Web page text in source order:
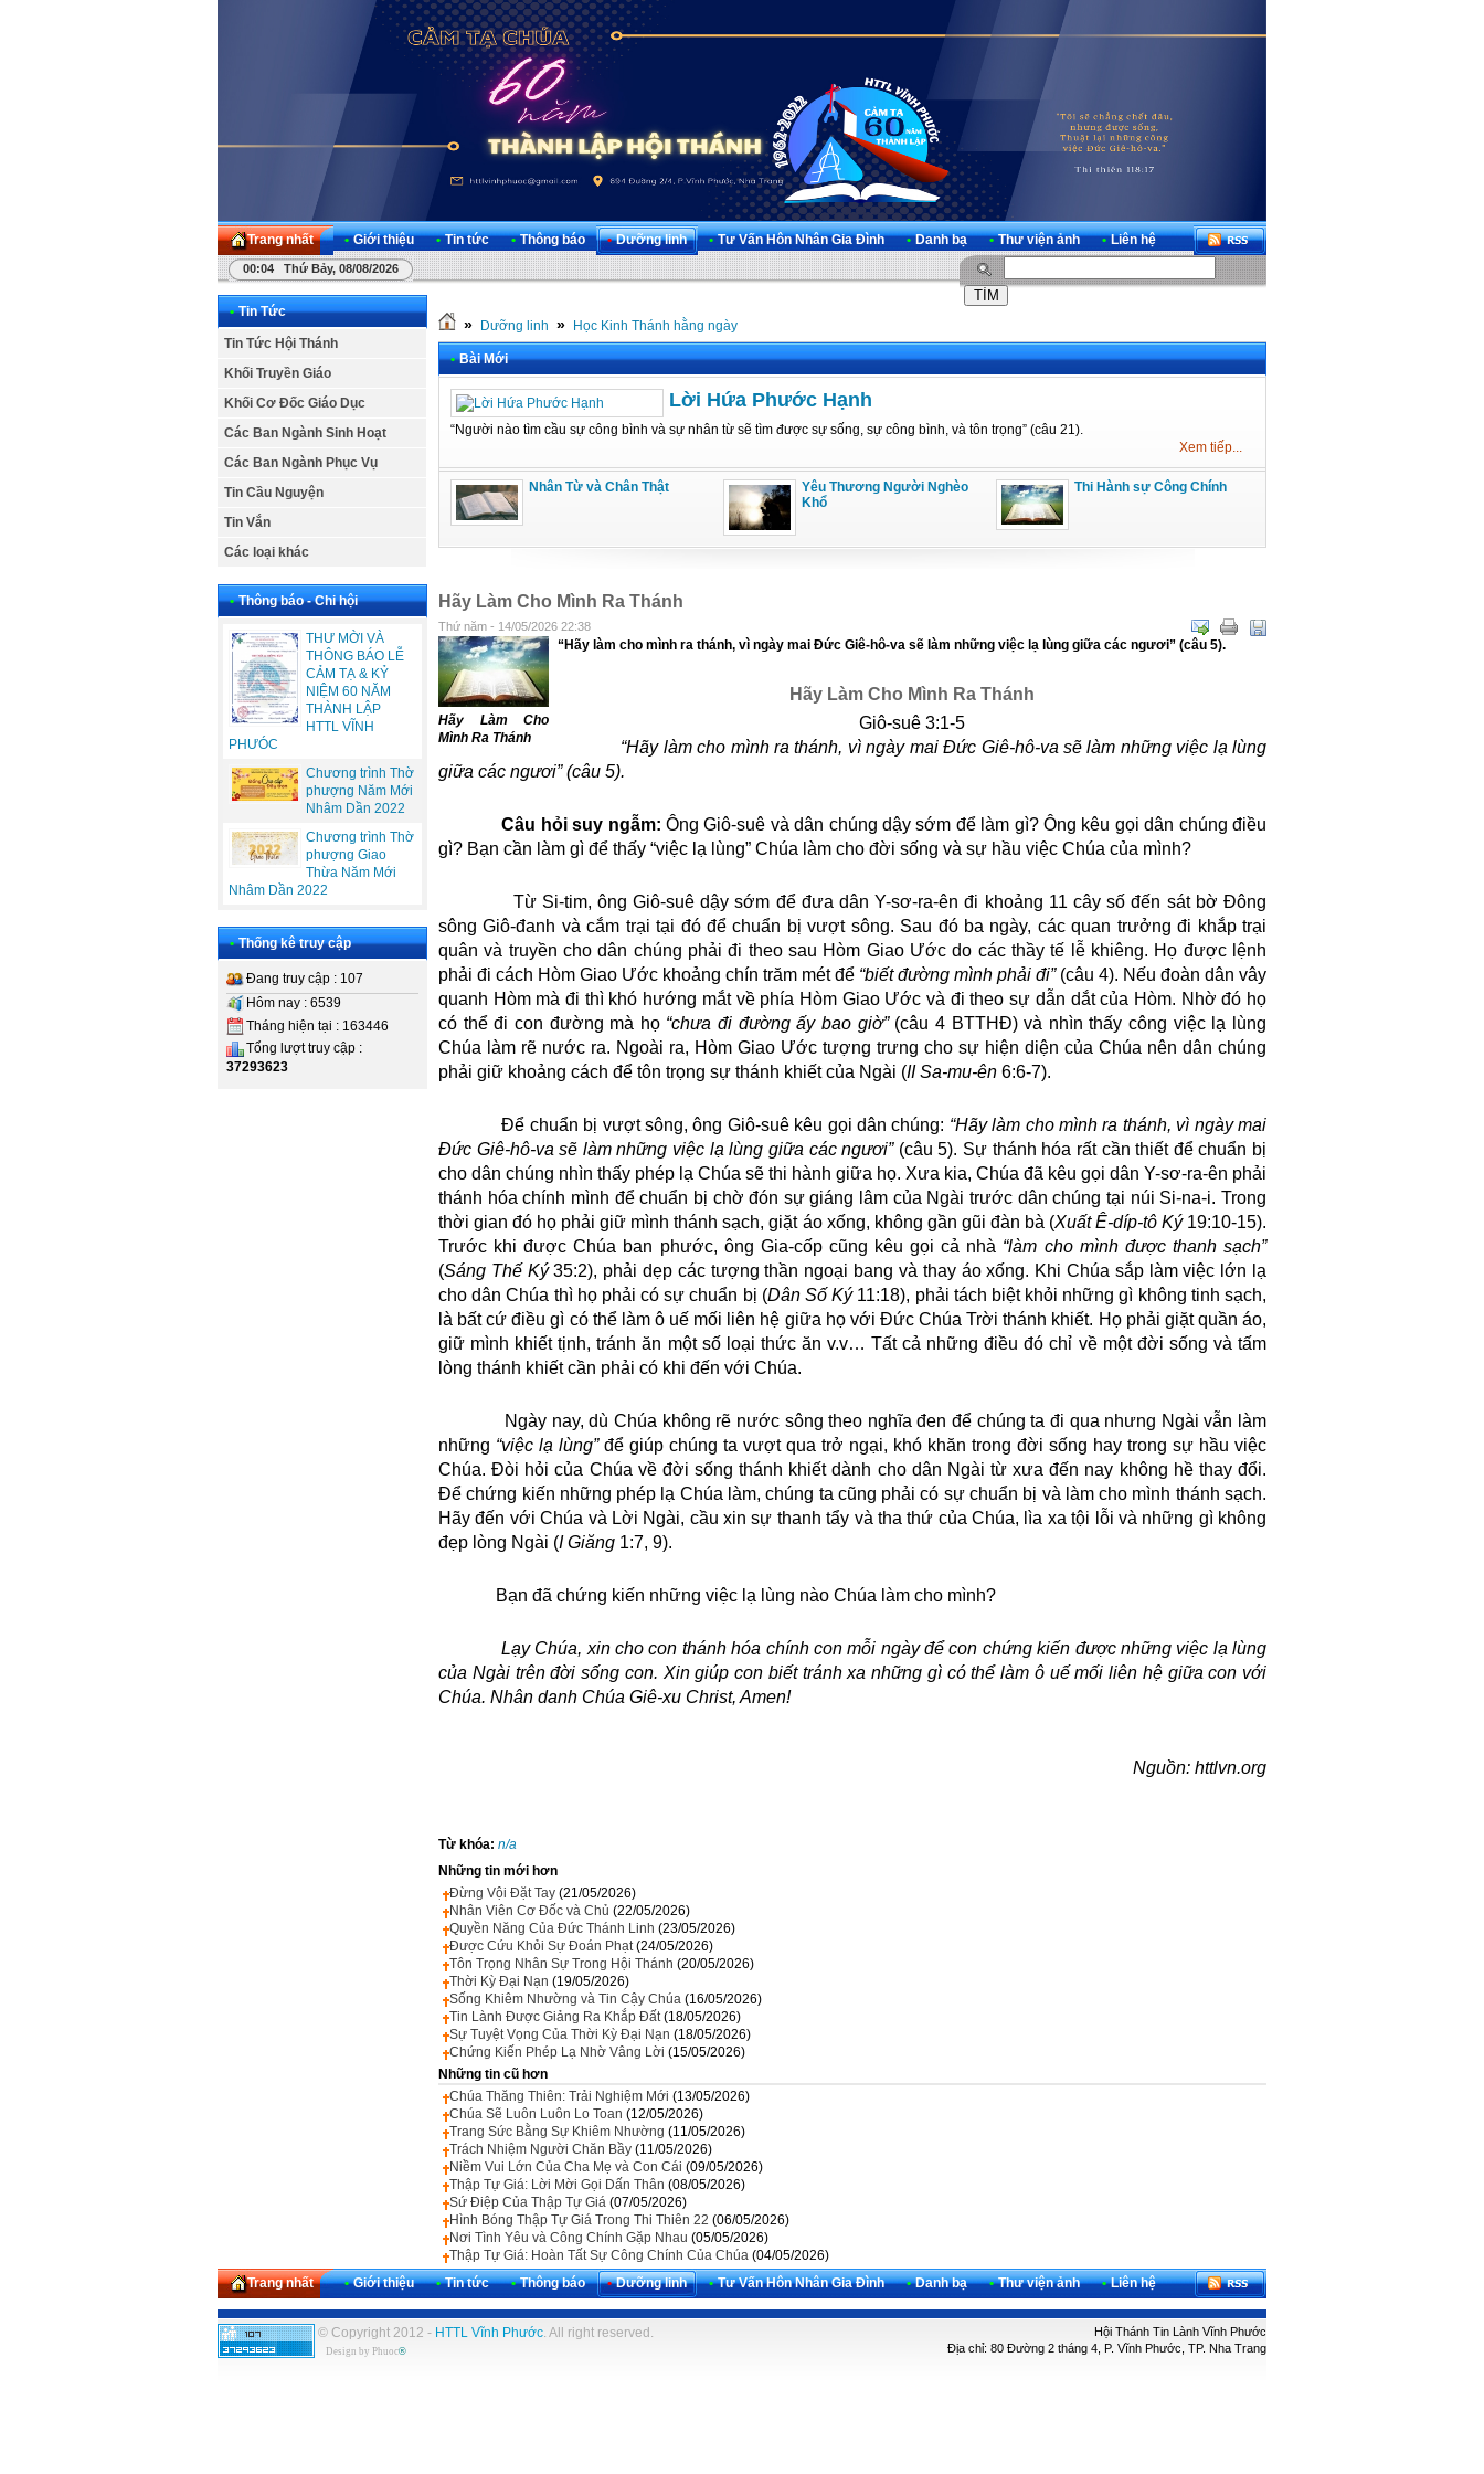
Trang nhất • Giới thiệu • Tin tức • Thông báo • Dưỡng linh • Tư Vấn Hôn Nhân Gia Đình • Danh bạ • Thư viện ảnh • Liên hệ
00:04 Thứ Bảy, 08/08/2026
• Tin Tức
Tin Tức Hội Thánh
Khối Truyền Giáo
Khối Cơ Đốc Giáo Dục
Các Ban Ngành Sinh Hoạt
Các Ban Ngành Phục Vụ
Tin Cầu Nguyện
Tin Vắn
Các loại khác
• Thông báo - Chi hội
THƯ MỜI VÀ
THÔNG BÁO LỄ
CẢM TẠ & KỶ
NIỆM 60 NĂM
THÀNH LẬP
HTTL VĨNH
PHƯÓC
Chương trình Thờ
phượng Năm Mới
Nhâm Dần 2022
Chương trình Thờ
phượng Giao
Thừa Năm Mới
Nhâm Dần 2022
• Thống kê truy cập
Đang truy cập : 107
Hôm nay : 6539
Tháng hiện tại : 163446
Tổng lượt truy cập :
37293623
» Dưỡng linh » Học Kinh Thánh hằng ngày
• Bài Mới
Lời Hứa Phước Hạnh
“Người nào tìm cầu sự công bình và sự nhân từ sẽ tìm được sự sống, sự công bình, và tôn trọng” (câu 21).
Xem tiếp...
Nhân Từ và Chân Thật
Yêu Thương Người Nghèo
Khổ
Thi Hành sự Công Chính
Hãy Làm Cho Mình Ra Thánh
Thứ năm - 14/05/2026 22:38
Hãy Làm Cho
Mình Ra Thánh
“Hãy làm cho mình ra thánh, vì ngày mai Đức Giê-hô-va sẽ làm những việc lạ lùng giữa các ngươi” (câu 5).
Hãy Làm Cho Mình Ra Thánh
Giô-suê 3:1-5
“Hãy làm cho mình ra thánh, vì ngày mai Đức Giê-hô-va sẽ làm những việc lạ lùng
giữa các ngươi” (câu 5).
Câu hỏi suy ngẫm: Ông Giô-suê và dân chúng dậy sớm để làm gì? Ông kêu gọi dân chúng điều
gì? Bạn cần làm gì để thấy “việc lạ lùng” Chúa làm cho đời sống và sự hầu việc Chúa của mình?
Từ Si-tim, ông Giô-suê dậy sớm để đưa dân Y-sơ-ra-ên đi khoảng 11 cây số đến sát bờ Đông
sông Giô-đanh và cắm trại tại đó để chuẩn bị vượt sông. Sau đó ba ngày, các quan trưởng đi khắp trại
quân và truyền cho dân chúng phải đi theo sau Hòm Giao Ước do các thầy tế lễ khiêng. Họ được lệnh
phải đi cách Hòm Giao Ước khoảng chín trăm mét để “biết đường mình phải đi”(câu 4). Nếu đoàn dân vây
quanh Hòm mà đi thì khó hướng mắt về phía Hòm Giao Ước và đi theo sự dẫn dắt của Hòm. Nhờ đó họ
có thể đi con đường mà họ “chưa đi đường ấy bao giờ”(câu 4 BTTHĐ) và nhìn thấy công việc lạ lùng
Chúa làm rẽ nước ra. Ngoài ra, Hòm Giao Ước tượng trưng cho sự hiện diện của Chúa nên dân chúng
phải giữ khoảng cách để tôn trọng sự thánh khiết của Ngài (II Sa-mu-ên 6:6-7).
Để chuẩn bị vượt sông, ông Giô-suê kêu gọi dân chúng: “Hãy làm cho mình ra thánh, vì ngày mai
Đức Giê-hô-va sẽ làm những việc lạ lùng giữa các ngươi”(câu 5). Sự thánh hóa rất cần thiết để chuẩn bị
cho dân chúng nhìn thấy phép lạ Chúa sẽ thi hành giữa họ. Xưa kia, Chúa đã kêu gọi dân Y-sơ-ra-ên phải
thánh hóa chính mình để chuẩn bị chờ đón sự giáng lâm của Ngài trước dân chúng tại núi Si-na-i. Trong
thời gian đó họ phải giữ mình thánh sạch, giặt áo xống, không gần gũi đàn bà (Xuất Ê-díp-tô Ký19:10-15).
Trước khi được Chúa ban phước, ông Gia-cốp cũng kêu gọi cả nhà “làm cho mình được thanh sạch”
(Sáng Thế Ký35:2), phải dẹp các tượng thần ngoại bang và thay áo xống. Khi Chúa sắp làm việc lớn lạ
cho dân Chúa thì họ phải có sự chuẩn bị (Dân Số Ký 11:18), phải tách biệt khỏi những gì không tinh sạch,
là bất cứ điều gì có thể làm ô uế mối liên hệ giữa họ với Đức Chúa Trời thánh khiết. Họ phải giặt quần áo,
giữ mình khiết tịnh, tránh ăn một số loại thức ăn v.v… Tất cả những điều đó chỉ về một đời sống và tấm
lòng thánh khiết cần phải có khi đến với Chúa.
Ngày nay, dù Chúa không rẽ nước sông theo nghĩa đen để chúng ta đi qua nhưng Ngài vẫn làm
những “việc lạ lùng”để giúp chúng ta vượt qua trở ngại, khó khăn trong đời sống hay trong sự hầu việc
Chúa. Đòi hỏi của Chúa về đời sống thánh khiết dành cho dân Ngài từ xưa đến nay không hề thay đổi.
Để chứng kiến những phép lạ Chúa làm, chúng ta cũng phải có sự chuẩn bị và làm cho mình thánh sạch.
Hãy đến với Chúa và Lời Ngài, cầu xin sự thanh tẩy và tha thứ của Chúa, lìa xa tội lỗi và những gì không
đẹp lòng Ngài (I Giăng 1:7, 9).
Bạn đã chứng kiến những việc lạ lùng nào Chúa làm cho mình?
Lạy Chúa, xin cho con thánh hóa chính con mỗi ngày để con chứng kiến được những việc lạ lùng
của Ngài trên đời sống con. Xin giúp con biết tránh xa những gì có thể làm ô uế mối liên hệ giữa con với
Chúa. Nhân danh Chúa Giê-xu Christ, Amen!
Nguồn: httlvn.org
Từ khóa: n/a
Những tin mới hơn
Đừng Vội Đặt Tay (21/05/2026)
Nhân Viên Cơ Đốc và Chủ (22/05/2026)
Quyền Năng Của Đức Thánh Linh (23/05/2026)
Được Cứu Khỏi Sự Đoán Phạt (24/05/2026)
Tôn Trọng Nhân Sự Trong Hội Thánh (20/05/2026)
Thời Kỳ Đại Nạn (19/05/2026)
Sống Khiêm Nhường và Tin Cậy Chúa (16/05/2026)
Tin Lành Được Giảng Ra Khắp Đất (18/05/2026)
Sự Tuyệt Vọng Của Thời Kỳ Đại Nạn (18/05/2026)
Chứng Kiến Phép Lạ Nhờ Vâng Lời (15/05/2026)
Những tin cũ hơn
Chúa Thăng Thiên: Trải Nghiệm Mới (13/05/2026)
Chúa Sẽ Luôn Luôn Lo Toan (12/05/2026)
Trang Sức Bằng Sự Khiêm Nhường (11/05/2026)
Trách Nhiệm Người Chăn Bầy (11/05/2026)
Niềm Vui Lớn Của Cha Mẹ và Con Cái (09/05/2026)
Thập Tự Giá: Lời Mời Gọi Dấn Thân (08/05/2026)
Sứ Điệp Của Thập Tự Giá (07/05/2026)
Hình Bóng Thập Tự Giá Trong Thi Thiên 22 (06/05/2026)
Nơi Tình Yêu và Công Chính Gặp Nhau (05/05/2026)
Thập Tự Giá: Hoàn Tất Sự Công Chính Của Chúa (04/05/2026)
Trang nhất
• Giới thiệu • Tin tức • Thông báo • Dưỡng linh • Tư Vấn Hôn Nhân Gia Đình • Danh bạ • Thư viện ảnh • Liên hệ
© Copyright 2012 - HTTL Vĩnh Phước. All right reserved.
Design by Phuoc®
Hội Thánh Tin Lành Vĩnh Phước
Địa chỉ: 80 Đường 2 tháng 4, P. Vĩnh Phước, TP. Nha Trang